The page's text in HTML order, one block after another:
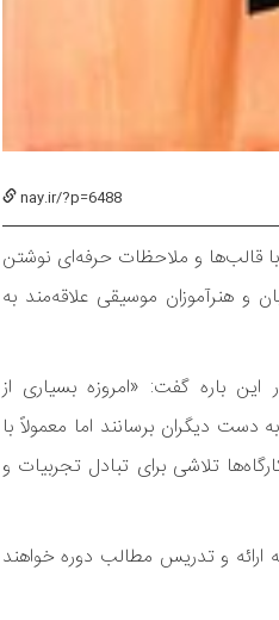
nay.ir/?p=6488
قالب‌ها و ملاحظات حرفه‌ای نوشتن
و هنرآموزان موسیقی علاقه‌مند به
باره گفت: «امروزه بسیاری از
دیگران برسانند اما معمولاً با
تلاشی برای تبادل تجربیات و
اعلام کرد که در هر جلسه ۲ مدرس به صورت مجزا به ارائه و تدریس مطالب دوره خواهند